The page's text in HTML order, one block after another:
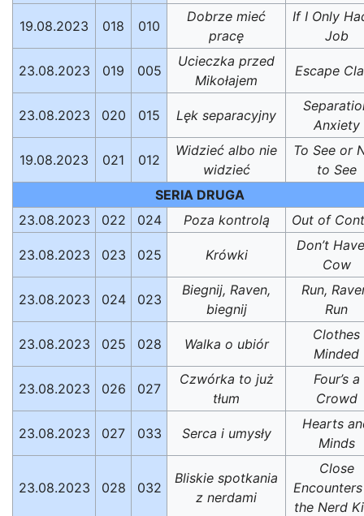
19.08.2023 018 010
Dobrze mieć
pracę
If I Only
Job
23.08.2023 019 005
Ucieczka przed
Mikołajem
Escape
23.08.2023 020 015 Lęk separacyjny
Anxiety
19.08.2023 021 012
Widzieć albo nie
widzieć
To See or
to See
SERIA DRUGA
23.08.2023
022 024 Poza kontrolą Out of
23.08.2023 023 025 Krówki
Don’t
Cow
23.08.2023 024 023
Biegnij, Raven,
biegnij
Run,
Run
23.08.2023 025 028 Walka o ubiór
Clothes
Minded
23.08.2023 026 027
Czwórka to już
tłum
Four’s a
Crowd
23.08.2023 027 033 Serca i umysły
Hearts
Minds
23.08.2023 028 032
Bliskie spotkania
z nerdami
Close
the Nerd